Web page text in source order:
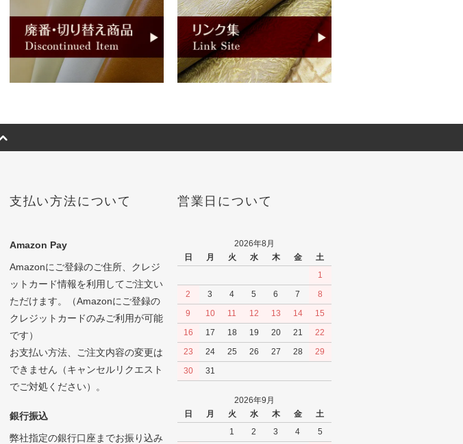
支払い方法について
Amazon Pay
Amazonにご登録のご住所、クレジ
ットカード情報を利用してご注文い
ただけます。（Amazonにご登録の
クレジットカードのみご利用が可能
です）
お支払い方法、ご注文内容の変更は
できません（キャンセルリクエスト
でご対処ください）。
銀行振込
弊社指定の銀行口座までお振り込み
営業日について
2026年8月
日
月 火 水 木 金
土
1
2
3 4 5 6 7
8
9
10 11 12 13 14
15
16
17 18 19 20 21
22
23
24 25 26 27 28
29
30
31
2026年9月
日
月 火 水 木 金
土
1
2 3 4
5